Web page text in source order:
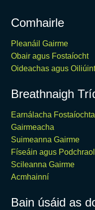
Comhairle
Pleanáil Gairme
Obair agus Fostaíocht
Oideachas agus
Breathnaigh
Earnálacha Fostaíochta
Gairmeacha
Suimeanna Gairme
Físeáin agus
Scileanna Gairme
Acmhainní
Bain úsáid as